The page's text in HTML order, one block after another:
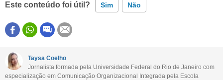
Este conteúdo foi útil? Sim Não
Este conteúdo contém informação incorreta
Este conteúdo não tem a informação que procuro
Outro
Taysa Coelho
Jornalista formada pela Universidade Federal do Rio de Janeiro com
especialização em Comunicação Organizacional Integrada pela Escola